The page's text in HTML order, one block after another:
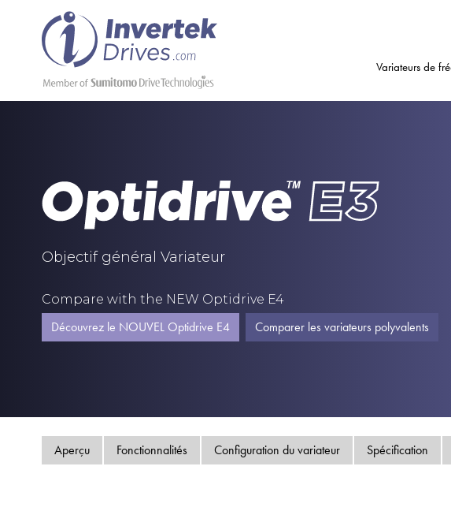
Variateurs de
Objectif général Variateur
Compare with the NEW Optidrive E4
Découvrez le NOUVEL Optidrive E4 Comparer les variateurs polyvalents
Aperçu Fonctionnalités Configuration du variateur Spécification